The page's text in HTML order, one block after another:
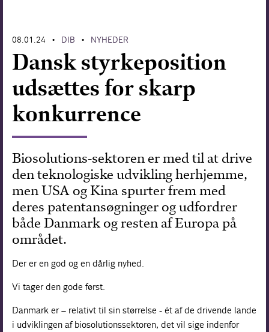
08.01.24 • DIB • NYHEDER
Dansk styrkeposition
udsættes for skarp
konkurrence
Biosolutions-sektoren er med til at drive
den teknologiske udvikling herhjemme,
men USA og Kina spurter frem med
deres patentansøgninger og udfordrer
både Danmark og resten af Europa på
området.
Der er en god og en dårlig nyhed.
Vi tager den gode først.
Danmark er – relativt til sin størrelse - ét af de drivende lande
i udviklingen af biosolutionssektoren, det vil sige indenfor